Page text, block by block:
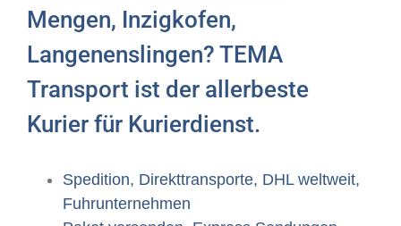
Mengen, Inzigkofen,
Langenenslingen? TEMA
Transport ist der allerbeste
Kurier für Kurierdienst.
Spedition, Direkttransporte, DHL weltweit,
Fuhrunternehmen